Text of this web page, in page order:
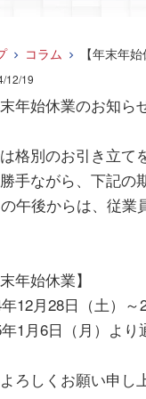
コラム 【年末年
12/19
末年始休業のお知ら
格別のお引き立て
手ながら、下記の
午後からは、従業
末年始休業】
12月28日（土）～
1月6日（月）より
ろしくお願い申し